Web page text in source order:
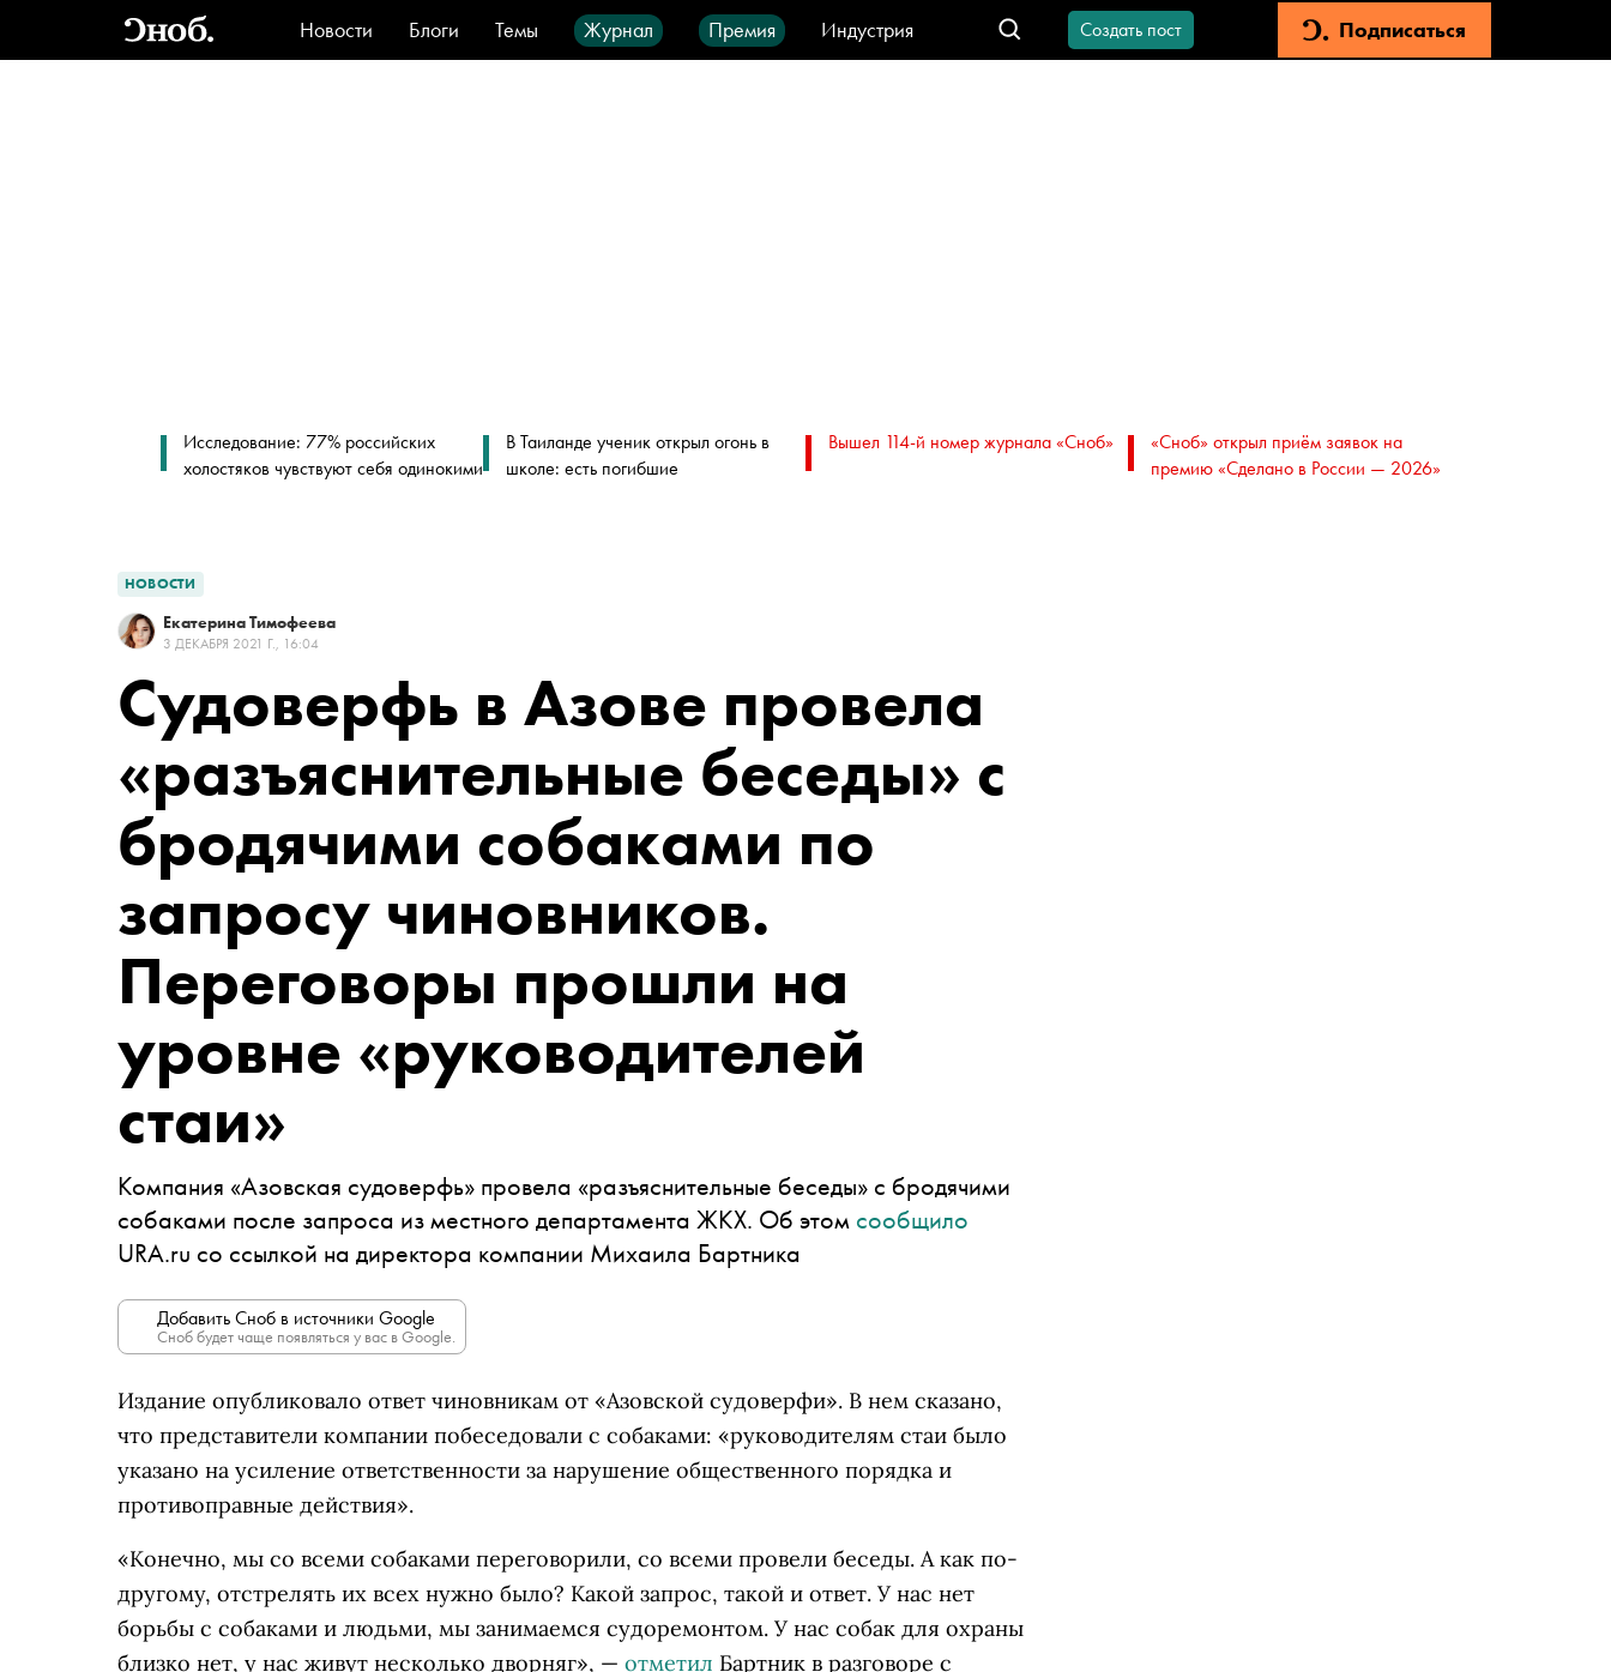
Новости Блоги Темы Журнал Премия
Индустрия
Стиль
Видео Город IT-продукты
Создать пост Подписаться
Исследование: 77% российских
холостяков чувствуют себя одинокими
В Таиланде ученик открыл огонь в
школе: есть погибшие
Вышел 114-й номер журнала «Сноб»
«Сноб» открыл приём заявок на
премию «Сделано в России — 2026»
НОВОСТИ
Екатерина Тимофеева
3 ДЕКАБРЯ 2021 Г., 16:04
Судоверфь в Азове провела
«разъяснительные беседы» с
бродячими собаками по
запросу чиновников.
Переговоры прошли на
уровне «руководителей
стаи»
Компания «Азовская судоверфь» провела «разъяснительные беседы» с бродячими
собаками после запроса из местного департамента ЖКХ. Об этом сообщило
URA.ru со ссылкой на директора компании Михаила Бартника
Добавить Сноб в источники Google
Сноб будет чаще появляться у вас в Google.
Издание опубликовало ответ чиновникам от «Азовской судоверфи». В нем сказано,
что представители компании побеседовали с собаками: «руководителям стаи было
указано на усиление ответственности за нарушение общественного порядка и
противоправные действия».
«Конечно, мы со всеми собаками переговорили, со всеми провели беседы. А как по-
другому, отстрелять их всех нужно было? Какой запрос, такой и ответ. У нас нет
борьбы с собаками и людьми, мы занимаемся судоремонтом. У нас собак для охраны
близко нет, у нас живут несколько дворняг», — отметил Бартник в разговоре с